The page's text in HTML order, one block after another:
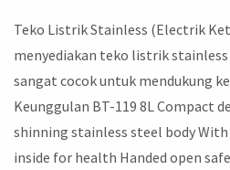
Teko Listrik Stainless (Electrik
menyediakan teko listrik
sangat cocok untuk mendukung
Keunggulan BT-119 8L Compact
shinning stainless steel body
inside for health Handed open